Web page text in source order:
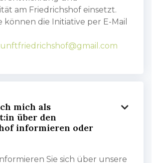
am Friedrichshof einsetzt.
können die Initiative per E-Mail
mich als
über den
informieren oder

Sie sich über unsere